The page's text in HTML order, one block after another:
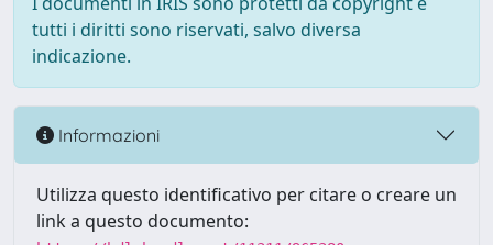
tutti i diritti sono riservati, salvo diversa
indicazione.
Informazioni
Utilizza questo identificativo per citare o creare un
link a questo documento: